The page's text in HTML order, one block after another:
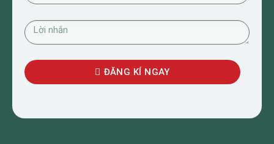
ĐĂNG KÍ NGAY